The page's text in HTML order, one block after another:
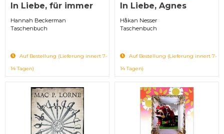
In Liebe, für immer
Hannah Beckerman
Taschenbuch
Auf Bestellung (Lieferung innert 7-
14 Tagen)
In Liebe, Agnes
Håkan Nesser
Taschenbuch
Auf Bestellung (Lieferung innert 7-
14 Tagen)